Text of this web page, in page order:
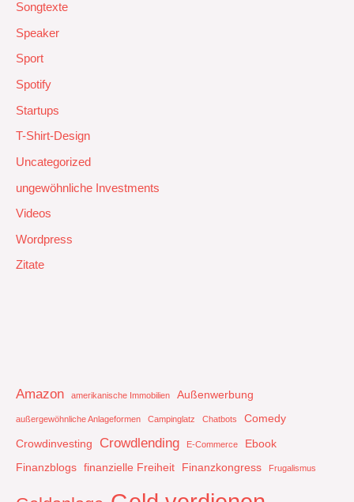
Songtexte
Speaker
Sport
Spotify
Startups
T-Shirt-Design
Uncategorized
ungewöhnliche Investments
Videos
Wordpress
Zitate
Amazon amerikanische Immobilien Außenwerbung
außergewöhnliche Anlageformen Campinglatz Chatbots
Comedy
Crowdinvesting
Crowdlending E-Commerce
Ebook
Finanzblogs finanzielle Freiheit Finanzkongress Frugalismus